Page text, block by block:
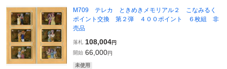
M709 テレカ ときめきメモリアル２ こなみるく
ポイント交換 第２弾 ４００ポイント ６枚組 非
売品
落札 108,004円
開始 66,000円
未使用